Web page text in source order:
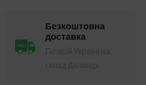
Безкоштовна
доставка